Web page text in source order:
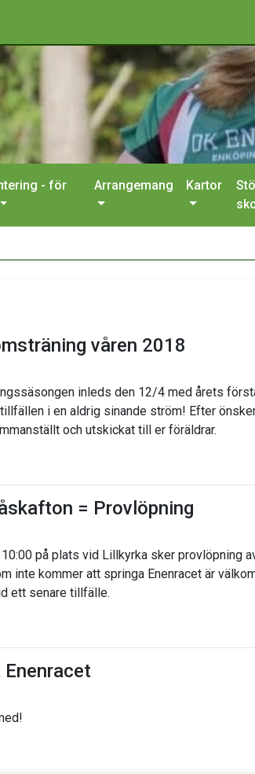
- för
Arrangemang Kartor
våren 2018
inleds den 12/4 med årets
i en aldrig sinande ström! Efter
och utskickat till er föräldrar.
= Provlöpning
på plats vid Lillkyrka sker provlöpning
inte kommer att springa Enenracet är
ett senare tillfälle.